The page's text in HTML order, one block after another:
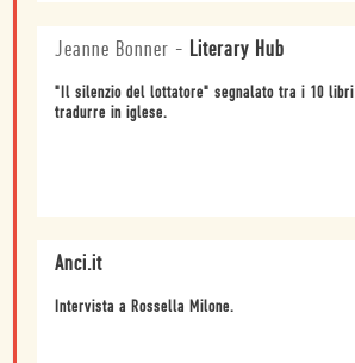
Jeanne Bonner - Literary Hub
"Il silenzio del lottatore" segnalato tra i 10
tradurre in iglese.
Anci.it
Intervista a Rossella Milone.